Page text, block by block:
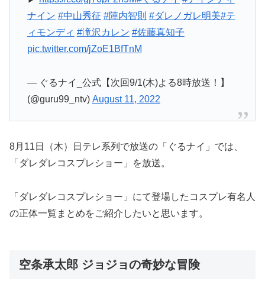
ナイン #中山秀征 #陣内智則 #ダレノガレ明美#テ
ィモンディ #滝沢カレン #佐藤真知子
pic.twitter.com/jZoE1BfTnM
— ぐるナイ_公式【次回9/1(木)よる8時放送！】
(@guru99_ntv) August 11, 2022
8月11日（木）日テレ系列で放送の「ぐるナイ」では、
「ダレダレコスプレショー」を放送。
「ダレダレコスプレショー」にて登場したコスプレ有名人
の正体一覧まとめをご紹介したいと思います。
空条承太郎 ジョジョの奇妙な冒険